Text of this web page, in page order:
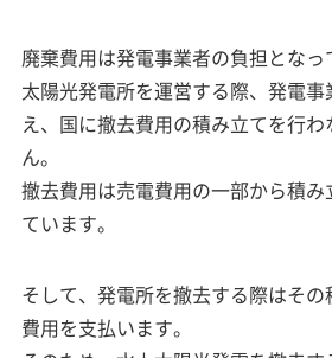
廃棄費用は発電事業者の負担となっ
太陽光発電所を運営する際、発電事
え、国に撤去費用の積み立てを行わ
ん。
撤去費用は売電費用の一部から積み
ています。
そして、発電所を撤去する際はその
費用を支払います。